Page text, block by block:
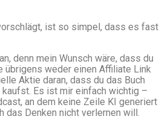
ist so simpel, dass es fast
denn mein Wunsch wäre, dass du
übrigens weder einen Affiliate Link
Aktie daran, dass du das Buch
Es ist mir einfach wichtig –
an dem keine Zeile KI generiert
das Denken nicht verlernen will.